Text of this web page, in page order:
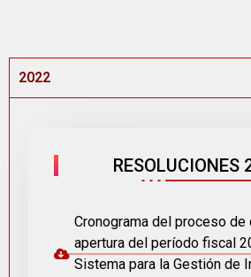
2022
RESOLUCIONES
Cronograma del proceso de
apertura del período fiscal
Sistema para la Gestión de